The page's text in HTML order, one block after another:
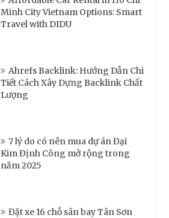
Minh City Vietnam Options: Smart
Travel with DIDU
Ahrefs Backlink: Hướng Dẫn Chi
Tiết Cách Xây Dựng Backlink Chất
Lượng
7 lý do có nên mua dự án Đại
Kim Định Công mở rộng trong
năm 2025
Đặt xe 16 chỗ sân bay Tân Sơn